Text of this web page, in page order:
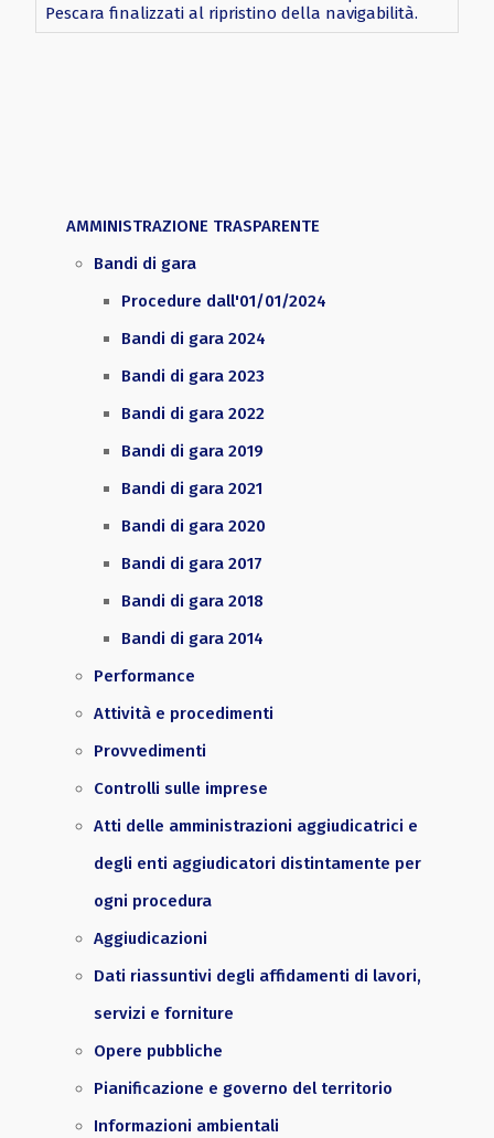
AMMINISTRAZIONE TRASPARENTE
Bandi di gara
Procedure dall'01/01/2024
Bandi di gara 2024
Bandi di gara 2023
Bandi di gara 2022
Bandi di gara 2019
Bandi di gara 2021
Bandi di gara 2020
Bandi di gara 2017
Bandi di gara 2018
Bandi di gara 2014
Performance
Attività e procedimenti
Provvedimenti
Controlli sulle imprese
Atti delle amministrazioni aggiudicatrici e
degli enti aggiudicatori distintamente per
ogni procedura
Aggiudicazioni
Dati riassuntivi degli affidamenti di lavori,
servizi e forniture
Opere pubbliche
Pianificazione e governo del territorio
Informazioni ambientali
Pescara finalizzati al ripristino della navigabilità.